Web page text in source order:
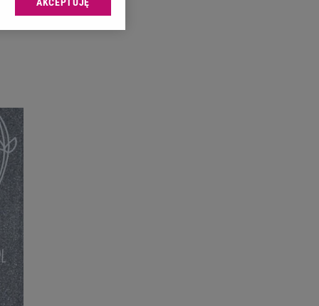
sp. z o.o., jej
Zmiana ustawień
celów identyfikacji.
reklam i treści,